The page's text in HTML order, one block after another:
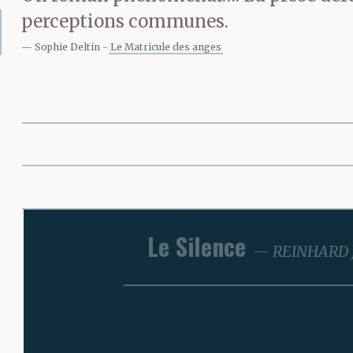
perceptions communes.
Sophie Deltin Le Matricule des anges
Le Silence REINHARD